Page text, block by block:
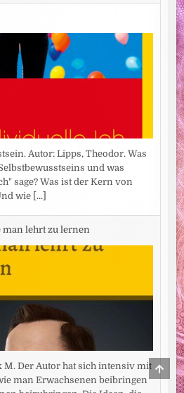
Autor: Lipps, Theodor. Was
und was
sage? Was ist der Kern von
wie [...]
lehrt zu lernen
Der Autor hat sich intensiv mit
man Erwachsenen beibringen
TO
TOP